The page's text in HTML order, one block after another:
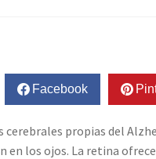
Facebook
cerebrales propias del
en los ojos. La retina